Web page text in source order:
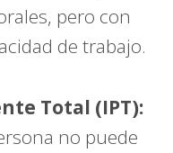
pero con
de trabajo.
Total (IPT):
no puede